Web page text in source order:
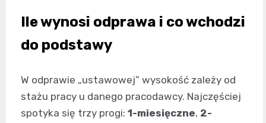
Ile wynosi odprawa i co wchodzi
do podstawy
W odprawie „ustawowej” wysokość zależy od
stażu pracy u danego pracodawcy. Najczęściej
spotyka się trzy progi: 1-miesięczne, 2-